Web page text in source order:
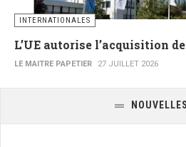
INTERNATIONALES
L’UE autorise l’acquisition
LE MAITRE PAPETIER 27 JUILLET 2026
NOUVELLES